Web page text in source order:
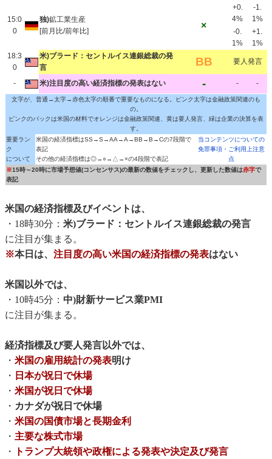
15:0
0
独)鉱工業生産
[前月比/前年比]
×
+0.
4%
-1.
1%
-0.
1%
+1.
1%
18:3
0
米)ブラード：セントルイス連銀総裁の発
言
BB 要人発言
- 米)注目度の高い経済指標の発表はない - - -
文字が、普通→太字→赤色太字の順番で重要なものになる。ピンク太字は金融政策関連のも
の。
ピンクのバックは米国の材料でオレンジは金融政策関連、黄は要人発言、緑は企業の決算を表
す。
重要ラン
ク
について
米国の経済指標はSS→S→AA→A→BB→B→Cの7段階で
表記
その他の経済指標は◎→○→△→×の4段階で表記
当コンテンツについての
免罪事項・ご利用上注意
点
※15時～20時に市場予想値(コンセンサス)の最新の数値をチェックし、更新した数値は赤字で
表記
米国の経済指標及びイベントは、
・18時30分： 米)ブラード：セントルイス連銀総裁の発言
に注目が集まる。
※本日は、 注目度の高い米国の経済指標の発表はない
米国以外では、
・10時45分： 中)財新サービス業PMI
に注目が集まる。
経済指標及び要人発言以外では、
・ 米国の雇用統計の発表明け
・ 日本が祝日で休場
・ 米国が祝日で休場
・ カナダが祝日で休場
・ 米国の国債市場と長期金利
・ 主要な株式市場
・
トランプ大統領や政権による発表や決定及び発言